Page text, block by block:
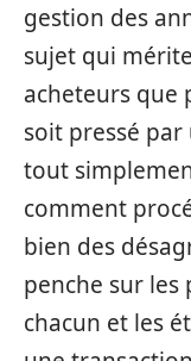
gestion des
sujet qui
acheteurs que
soit pressé par
tout
comment
bien des
penche sur les
chacun et les